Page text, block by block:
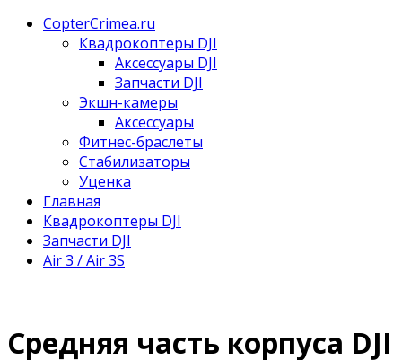
CopterCrimea.ru
Квадрокоптеры DJI
Аксессуары DJI
Запчасти DJI
Экшн-камеры
Аксессуары
Фитнес-браслеты
Стабилизаторы
Уценка
Главная
Квадрокоптеры DJI
Запчасти DJI
Air 3 / Air 3S
Средняя часть корпуса DJI